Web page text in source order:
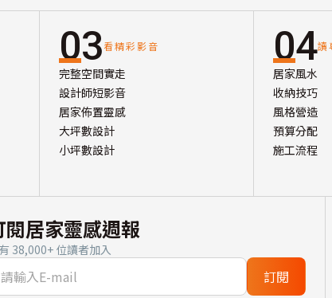
03看精彩影音
完整空間實走
設計師短影音
居家佈置靈感
大坪數設計
小坪數設計
04讀
居家風水
收納技巧
風格營造
預算分配
施工流程
閱居家靈感週報
38,000+ 位讀者加入
訂閱